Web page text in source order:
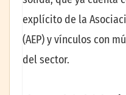
explícito de la
(AEP) y vínculos con
del sector.